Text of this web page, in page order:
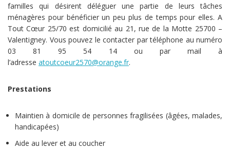
familles qui désirent déléguer une partie de leurs tâches
ménagères pour bénéficier un peu plus de temps pour elles. A
Tout Cœur 25/70 est domicilié au 21, rue de la Motte 25700 –
Valentigney. Vous pouvez le contacter par téléphone au numéro
03 81 95 54 14 ou par mail à
l’adresse atoutcoeur2570@orange.fr.
Prestations
Maintien à domicile de personnes fragilisées (âgées, malades,
handicapées)
Aide au lever et au coucher